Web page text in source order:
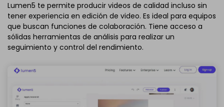
Lumen5 te permite producir videos de calidad incluso sin
tener experiencia en edición de video. Es ideal para equipos
que buscan funciones de colaboración. Tiene acceso a
sólidas herramientas de análisis para realizar un
seguimiento y control del rendimiento.